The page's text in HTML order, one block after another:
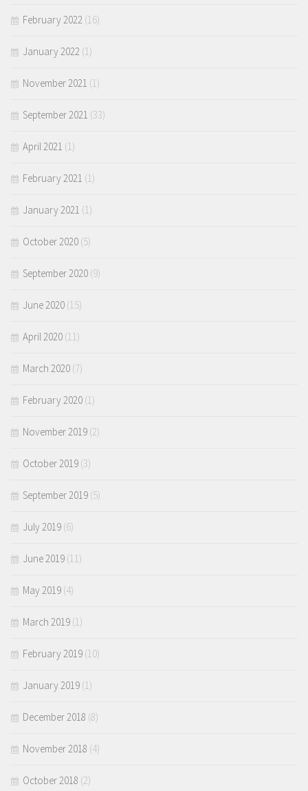
February 2022 (16)
January 2022 (1)
November 2021 (1)
September 2021 (33)
April 2021 (1)
February 2021 (1)
January 2021 (1)
October 2020 (5)
September 2020 (9)
June 2020 (15)
April 2020 (11)
March 2020 (7)
February 2020 (1)
November 2019 (2)
October 2019 (3)
September 2019 (5)
July 2019 (6)
June 2019 (11)
May 2019 (4)
March 2019 (1)
February 2019 (10)
January 2019 (1)
December 2018 (8)
November 2018 (4)
October 2018 (2)